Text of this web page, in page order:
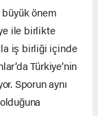
önem
ile birlikte
iş birliği içinde
Türkiye’nin
Sporun aynı